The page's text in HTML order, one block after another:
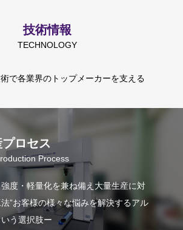
技術情報
TECHNOLOGY
で各業界のトップメーカーを支える
ロセス
Process
度・軽量化を兼ね備え大量生産に対
”お客様の様々な悩みを解決するアル
う選択肢ー